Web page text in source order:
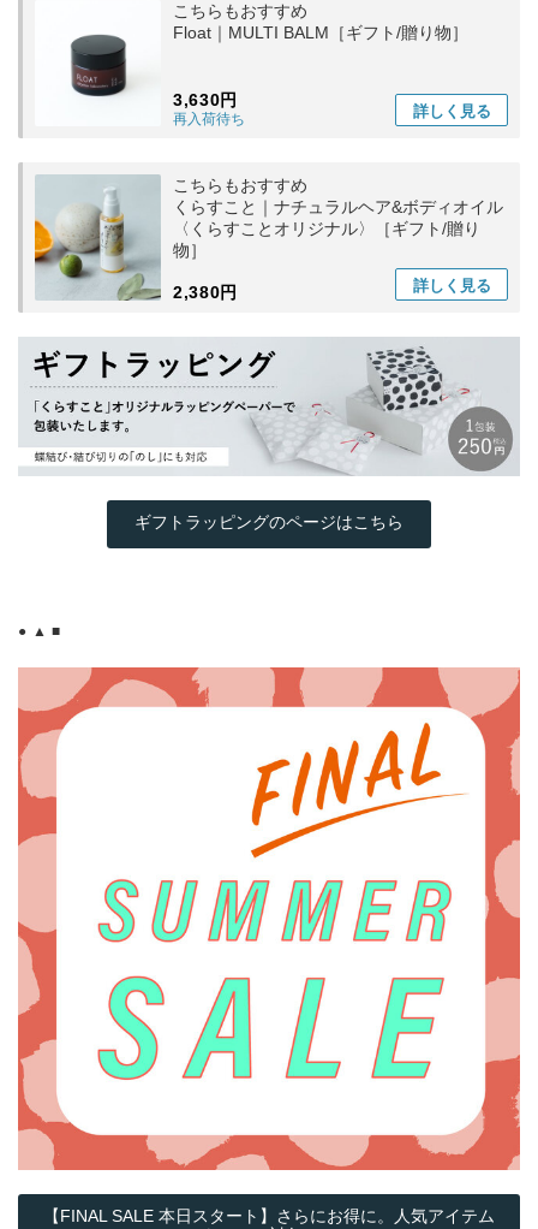
こちらもおすすめ
Float｜MULTI BALM［ギフト/贈り物］
3,630円
再入荷待ち 詳しく 見る
こちらもおすすめ
くらすこと｜ナチュラルヘア&ボディオイル
〈くらすことオリジナル〉［ギフト/贈り
物］
2,380円 詳しく 見る
ギフトラッピングのページはこちら
● ▲ ■
【FINAL SALE 本日スタート】さらにお得に。人気アイテム